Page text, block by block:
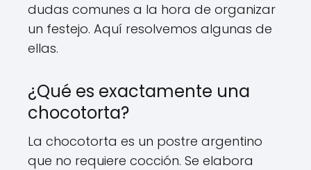
dudas comunes a la hora de organizar
un festejo. Aquí resolvemos algunas de
ellas.
¿Qué es exactamente una
chocotorta?
La chocotorta es un postre argentino
que no requiere cocción. Se elabora